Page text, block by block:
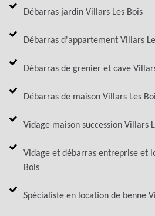
Débarras jardin Villars Les Bois
Débarras d'appartement Villars
Débarras de grenier et cave
Débarras de maison Villars Les
Vidage maison succession Villars
Vidage et débarras entreprise et
Bois
Spécialiste en location de benne